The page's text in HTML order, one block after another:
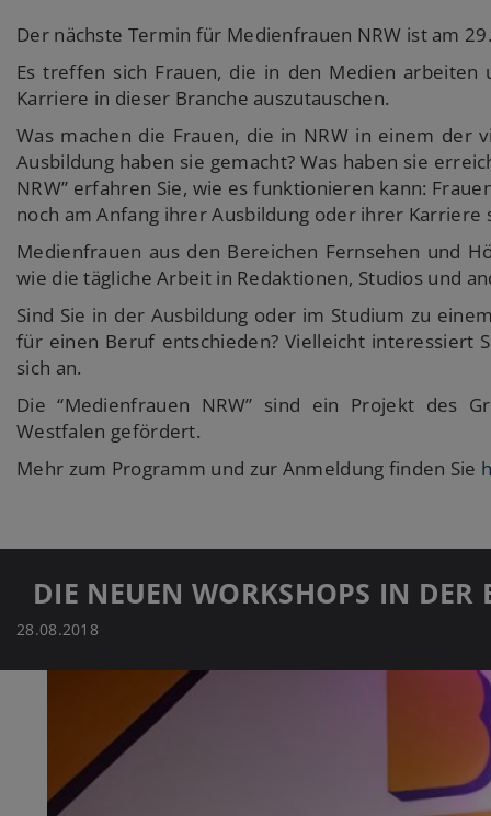
Der nächste Termin für Medienfrauen NRW ist am
Es treffen sich Frauen, die in den Medien
Karriere in dieser Branche auszutauschen.
Was machen die Frauen, die in NRW in einem der
Ausbildung haben sie gemacht? Was haben sie
NRW” erfahren Sie, wie es funktionieren kann:
noch am Anfang ihrer Ausbildung oder ihrer Karriere
Medienfrauen aus den Bereichen Fernsehen und
wie die tägliche Arbeit in Redaktionen, Studios und
Sind Sie in der Ausbildung oder im Studium zu
für einen Beruf entschieden? Vielleicht interessiert
sich an.
Die “Medienfrauen NRW” sind ein Projekt des
Westfalen gefördert.
Mehr zum Programm und zur Anmeldung finden Sie
DIE NEUEN WORKSHOPS IN DER
28.08.2018